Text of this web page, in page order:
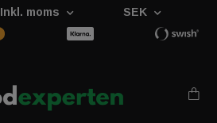
Inkl. moms SEK